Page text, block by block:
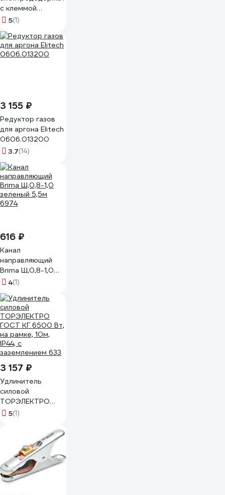
с клеммой
заземления HAKIS
5(1)
3 155 ₽
Редуктор газов
для аргона Elitech
0606.013200
3.7(14)
616 ₽
Канал
направляющий
Brima Ш,0,8-1,0
зеленый 5,5м
4(1)
3 157 ₽
Удлинитель
силовой
ТОРЭЛЕКТРО
ГОСТ КГ 6500 Вт,
заземлением 633
5(1)